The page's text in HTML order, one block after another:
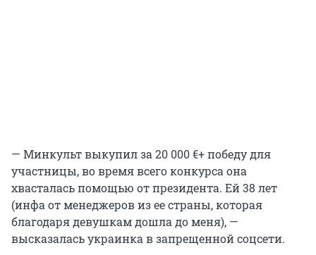
— Минкульт выкупил за 20 000 €+ победу для
участницы, во время всего конкурса она
хвасталась помощью от президента. Ей 38 лет
(инфа от менеджеров из ее страны, которая
благодаря девушкам дошла до меня), —
высказалась украинка в запрещенной соцсети.